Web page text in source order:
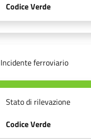
Codice Verde
Incidente ferroviario
Stato di rilevazione
Codice Verde